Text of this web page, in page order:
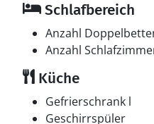
Fernsehsender. Es steht
zur Verfügung.
Entspannen Sie sich im
für 5 Personen.
Schlafbereich
Anzahl
Anzahl
Küche
Gefrierschrank l
Geschirrspüler